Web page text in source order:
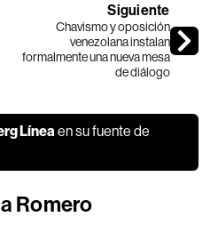
Siguiente
Chavismo y oposición
venezolana instalan
formalmente una nueva mesa
de diálogo
Línea en su fuente de
Romero